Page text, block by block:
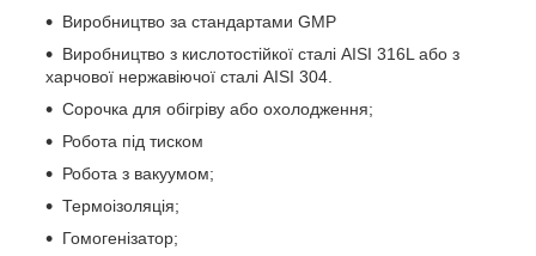
Виробництво за стандартами GMP
Виробництво з кислотостійкої сталі AISI 316L або з
харчової нержавіючої сталі AISI 304.
Сорочка для обігріву або охолодження;
Робота під тиском
Робота з вакуумом;
Термоізоляція;
Гомогенізатор;